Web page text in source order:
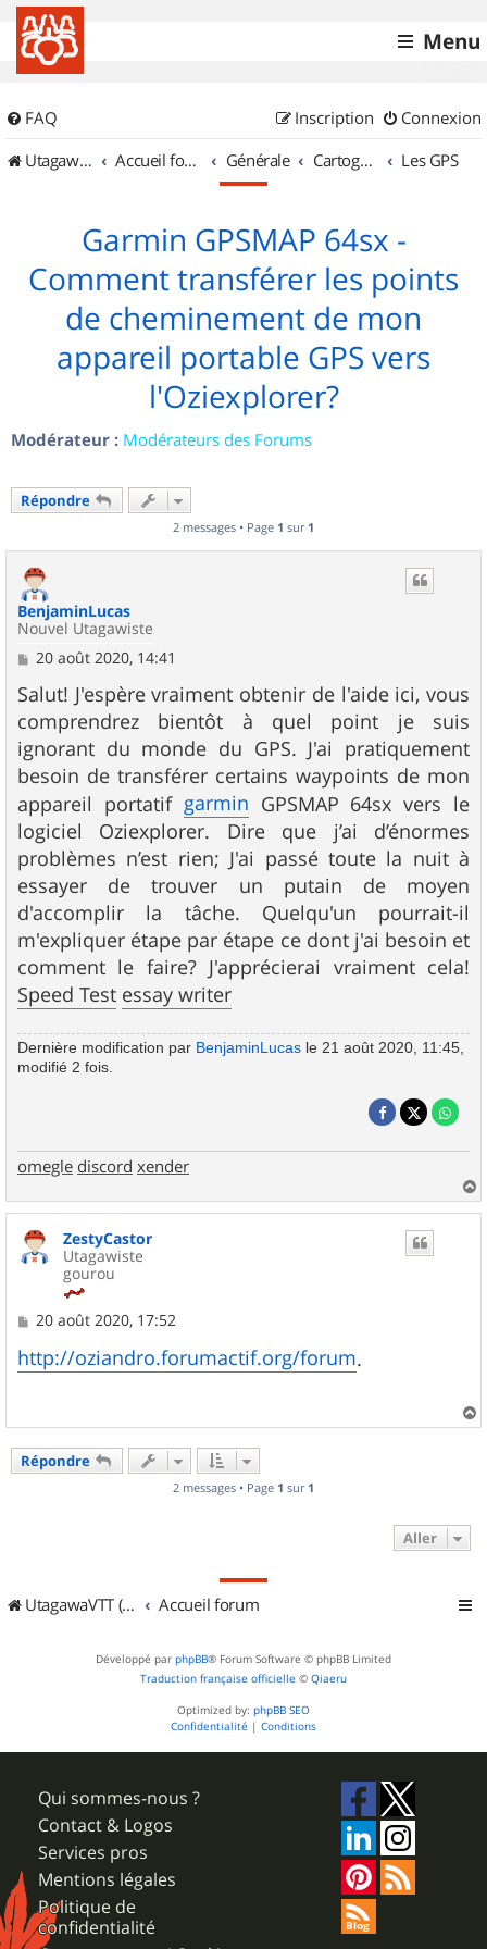
Menu
FAQ Connexion
Inscription
UtagawaVTT (Randos VTT et VTTAE avec traces GPS)
Accueil forum Générale Cartographie et GPS Les GPS
Garmin GPSMAP 64sx -
Comment transférer les points
de cheminement de mon
appareil portable GPS vers
l'Oziexplorer?
Modérateur : Modérateurs des Forums
Répondre
2 messages • Page 1 sur 1
BenjaminLucas
Nouvel Utagawiste
M
s
s
a
g
e
20 août 2020, 14:41
Salut! J'espère vraiment obtenir de l'aide ici, vous
comprendrez bientôt à quel point je suis
ignorant du monde du GPS. J'ai pratiquement
besoin de transférer certains waypoints de mon
appareil portatif garmin GPSMAP 64sx vers le
logiciel Oziexplorer. Dire que j’ai d’énormes
problèmes n’est rien; J'ai passé toute la nuit à
essayer de trouver un putain de moyen
d'accomplir la tâche. Quelqu'un pourrait-il
m'expliquer étape par étape ce dont j'ai besoin et
comment le faire? J'apprécierai vraiment cela!
Speed Test essay writer
Dernière modification par BenjaminLucas le 21 août 2020, 11:45,
modifié 2 fois.
omegle discord xender
a
ZestyCastor
Utagawiste
gourou
M
s
s
e
20 août 2020, 17:52
http://oziandro.forumactif.org/forum.
a
Répondre
2 messages • Page 1 sur 1
Aller
UtagawaVTT (Randos VTT et VTTAE avec traces GPS) Accueil forum
Développé par phpBB® Forum Software © phpBB Limited
Traduction française officielle © Qiaeru
Optimized by: phpBB SEO
Confidentialité | Conditions
Qui sommes-nous ?
Contact & Logos
Services pros
Mentions légales
Politique de
confidentialité